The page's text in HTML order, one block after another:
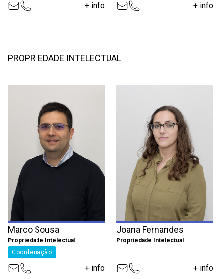
+ info + info
PROPRIEDADE INTELECTUAL
Marco Sousa
Propriedade Intelectual
Coordenação
+ info
Joana Fernandes
Propriedade Intelectual
+ info